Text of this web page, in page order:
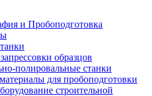
и Пробоподготовка
образцов
полировальные станки
для пробоподготовки
строительной